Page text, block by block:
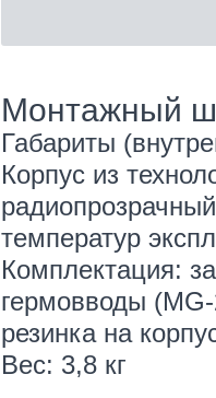
Монтажный
Габариты
Корпус из
температур
Комплектация:
гермовводы
резинка на
Вес: 3,8 кг